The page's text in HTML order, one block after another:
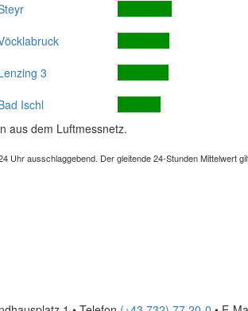
3
Ischl
aus dem Luftmessnetz.
Uhr ausschlaggebend. Der gleitende 24-Stunden Mittelwert